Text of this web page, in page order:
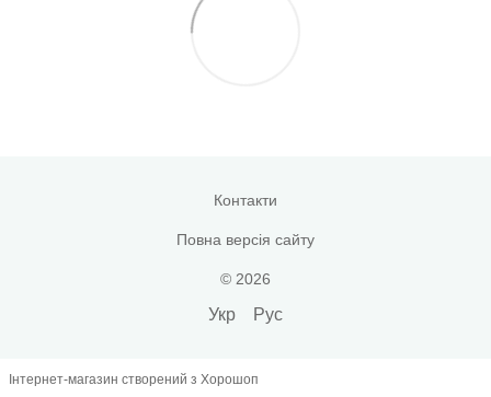
Контакти
Повна версія сайту
© 2026
Укр Рус
Інтернет-магазин створений з Хорошоп